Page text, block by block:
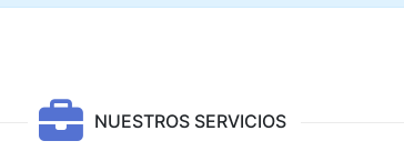
NUESTROS SERVICIOS